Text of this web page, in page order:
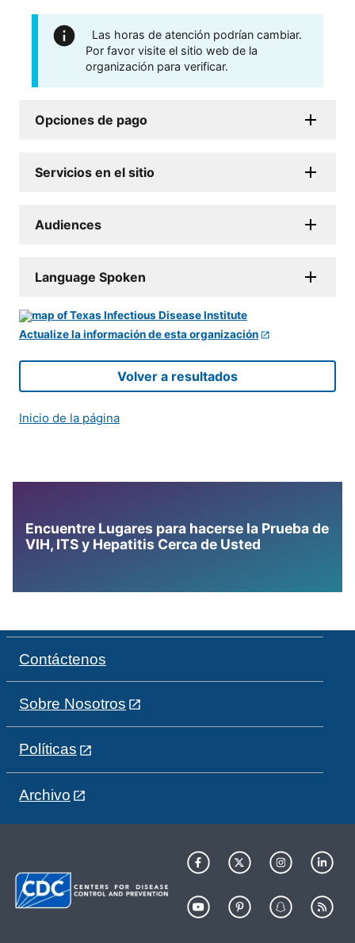
Las horas de atención podrían cambiar.
Por favor visite el sitio web de la
organización para verificar.
Opciones de pago
Servicios en el sitio
Audiences
Language Spoken
Actualize la información de esta organización
Volver a resultados
Inicio de la página
Encuentre Lugares para hacerse la Prueba de
VIH, ITS y Hepatitis Cerca de Usted
Contáctenos
Sobre Nosotros
Políticas
Archivo